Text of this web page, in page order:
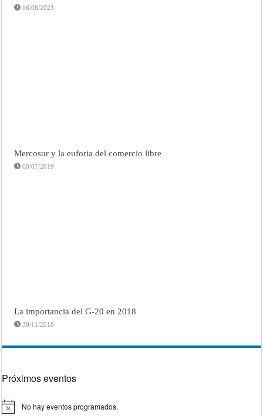
16/08/2023
Mercosur y la euforia del comercio libre
08/07/2019
La importancia del G-20 en 2018
30/11/2018
Próximos eventos
Aviso No hay eventos programados.